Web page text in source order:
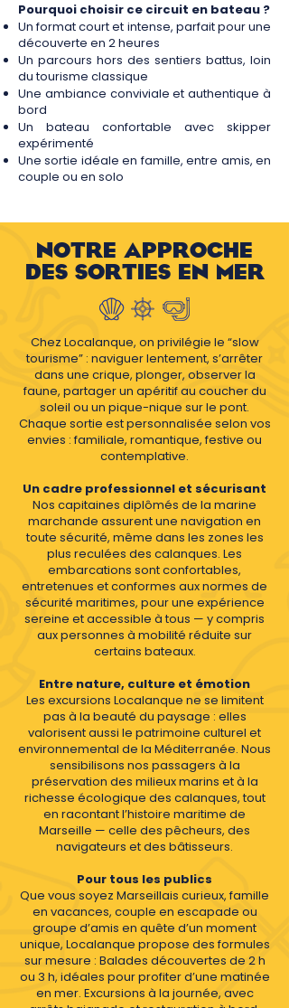
Pourquoi choisir ce circuit en bateau ?
Un format court et intense, parfait pour une
découverte en 2 heures
Un parcours hors des sentiers battus, loin
du tourisme classique
Une ambiance conviviale et authentique à
bord
Un bateau confortable avec skipper
expérimenté
Une sortie idéale en famille, entre amis, en
couple ou en solo
NOTRE APPROCHE
DES SORTIES EN MER
Chez Localanque, on privilégie le “slow
tourisme” : naviguer lentement, s’arrêter
dans une crique, plonger, observer la
faune, partager un apéritif au coucher du
soleil ou un pique-nique sur le pont.
Chaque sortie est personnalisée selon vos
envies : familiale, romantique, festive ou
contemplative.
Un cadre professionnel et sécurisant
Nos capitaines diplômés de la marine
marchande assurent une navigation en
toute sécurité, même dans les zones les
plus reculées des calanques. Les
embarcations sont confortables,
entretenues et conformes aux normes de
sécurité maritimes, pour une expérience
sereine et accessible à tous — y compris
aux personnes à mobilité réduite sur
certains bateaux.
Entre nature, culture et émotion
Les excursions Localanque ne se limitent
pas à la beauté du paysage : elles
valorisent aussi le patrimoine culturel et
environnemental de la Méditerranée. Nous
sensibilisons nos passagers à la
préservation des milieux marins et à la
richesse écologique des calanques, tout
en racontant l’histoire maritime de
Marseille — celle des pêcheurs, des
navigateurs et des bâtisseurs.
Pour tous les publics
Que vous soyez Marseillais curieux, famille
en vacances, couple en escapade ou
groupe d’amis en quête d’un moment
unique, Localanque propose des formules
sur mesure : Balades découvertes de 2 h
ou 3 h, idéales pour profiter d’une matinée
en mer. Excursions à la journée, avec